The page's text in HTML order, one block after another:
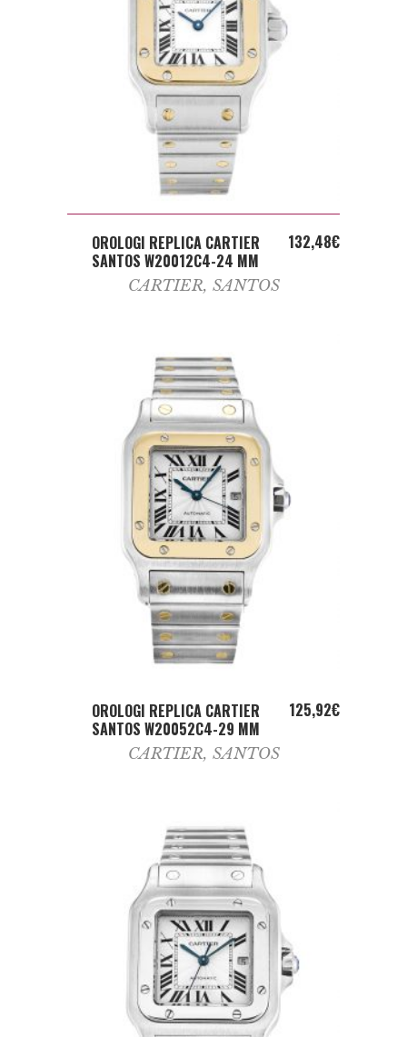
ADD TO CART
OROLOGI REPLICA CARTIER
SANTOS W20012C4-24 MM
132,48€
CARTIER, SANTOS
ADD TO CART
OROLOGI REPLICA CARTIER
SANTOS W20052C4-29 MM
125,92€
CARTIER, SANTOS